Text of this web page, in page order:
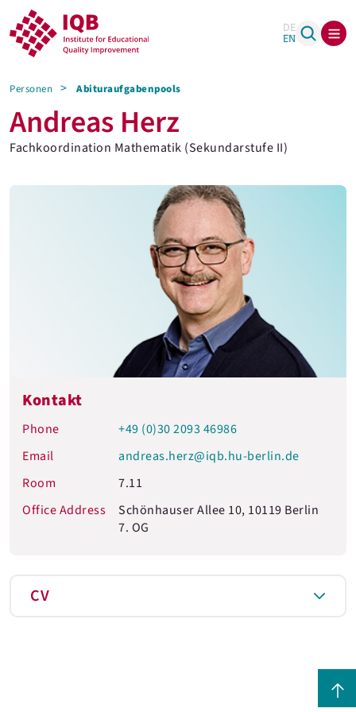
DE
EN
CV
Personen Abituraufgabenpools
Andreas Herz
Fachkoordination Mathematik (Sekundarstufe II)
Kontakt
Phone
+49 (0)30 2093 46986
Email
andreas.herz@iqb.hu-berlin.de
Room
7.11
Office Address
Schönhauser Allee 10, 10119 Berlin
7. OG